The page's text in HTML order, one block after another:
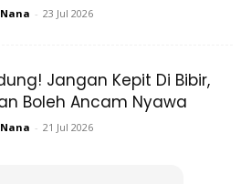
always with you.
Nana - 23 Jul 2026
Jangan Kepit Di Bibir,
Boleh Ancam Nyawa
Nana - 21 Jul 2026